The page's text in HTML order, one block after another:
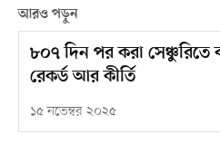
আরও পড়ুন
৮০৭ দিন পর করা সেঞ্চুরিতে
রেকর্ড আর কীর্তি
১৫ নভেম্বর ২০২৫